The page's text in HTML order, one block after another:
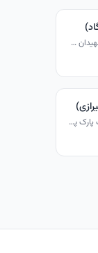
شیراز - بلوار پاسارگاد - خیابان پاییز - نبش کوچه شهیدان خسروی - روبروی درمانگاه آزادی
شیراز - بلوار فرصت شیرازی - بلوار نصیرزاده - جنب پارک پرواز